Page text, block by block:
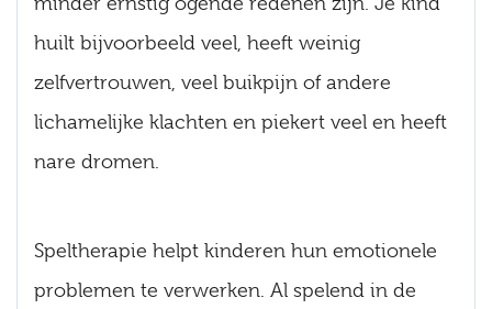
huilt bijvoorbeeld veel, heeft weinig
zelfvertrouwen, veel buikpijn of andere
lichamelijke klachten en piekert veel en heeft
nare dromen.
Speltherapie helpt kinderen hun emotionele
problemen te verwerken. Al spelend in de